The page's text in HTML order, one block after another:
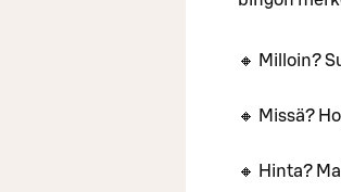
🔸 Milloin?
🔸 Missä?
🔸 Hinta?